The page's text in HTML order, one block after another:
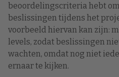
beoordelingscriteria hebt
beslissingen tijdens het
voorbeeld hiervan kan zijn:
levels, zodat beslissingen
wachten, omdat nog niet
ernaar te kijken.